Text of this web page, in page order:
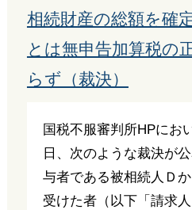
相続財産の総額を確
とは無申告加算税の
らず（裁決）
国税不服審判所HPにお
日、次のような裁決が
与者である被相続人Ｄ
受けた者（以下「請求人